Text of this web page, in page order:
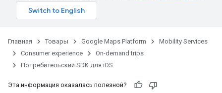
Главная Товары Google Maps Platform
Mobility Services
Consumer experience
On-demand trips
Потребительский SDK для iOS
Эта информация оказалась полезной?